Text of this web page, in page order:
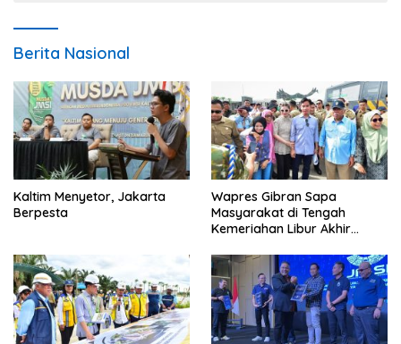
Berita Nasional
Kaltim Menyetor, Jakarta
Berpesta
Wapres Gibran Sapa
Masyarakat di Tengah
Kemeriahan Libur Akhir